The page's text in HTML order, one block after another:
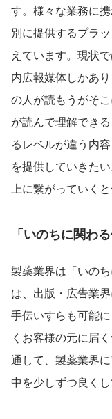
す。様々な業務に
別に提供するプラ
えています。現状
内広報媒体しかあ
の人が読もうがそ
が読んで理解でき
るレベルが違う内
を提供していきた
上に繋がっていくと
「いのちに関わる
製薬業界は「いの
は、出版・広告業
手伝いすらも可能
くお客様の元に届
通して、製薬業界
中を少しずつ良く